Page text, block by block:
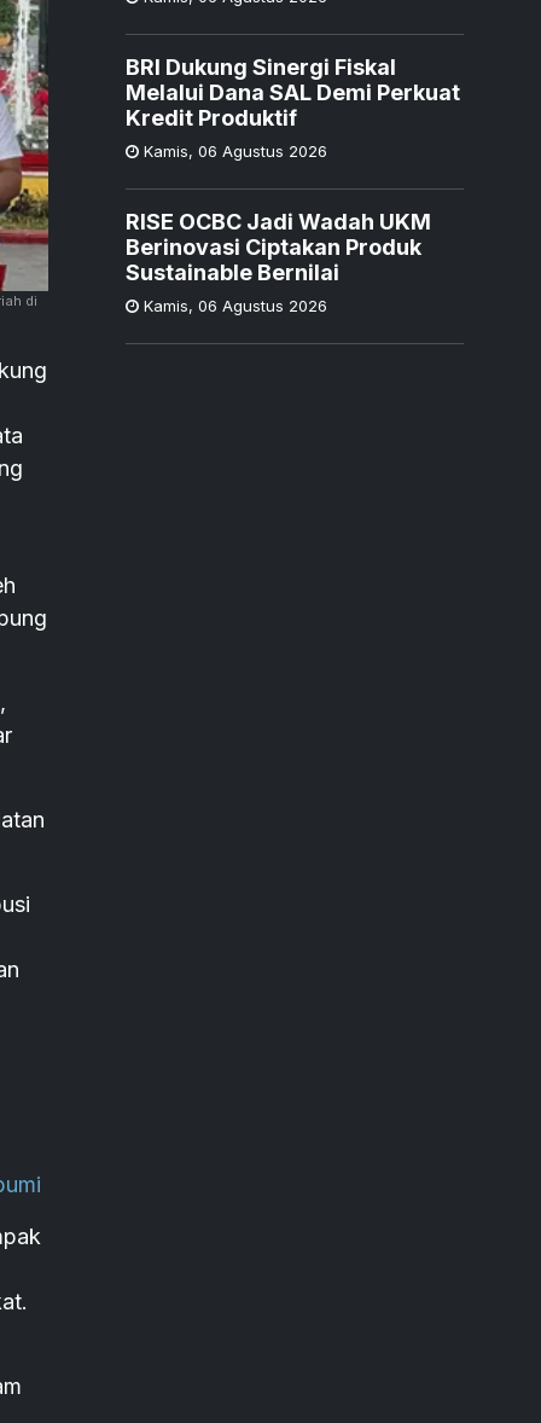
di
BRI Dukung Sinergi Fiskal
Melalui Dana SAL Demi Perkuat
Kredit Produktif
Kamis, 06 Agustus 2026
RISE OCBC Jadi Wadah UKM
Berinovasi Ciptakan Produk
Sustainable Bernilai
Kamis, 06 Agustus 2026